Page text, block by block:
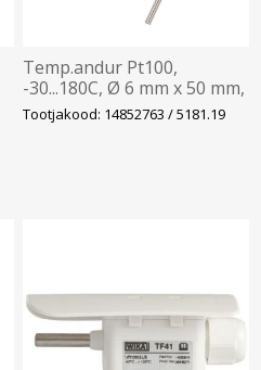
Temp.andur Pt100,
-30...180C, Ø 6 mm x 50 mm,
4-juhet, Stainless steel
1.4571, kaabel 5m, WIKA
Tootjakood: 14852763 / 5181.19